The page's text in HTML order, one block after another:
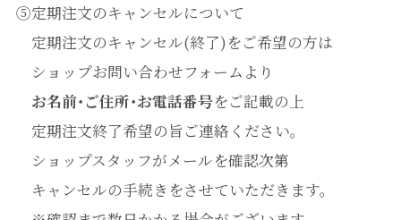
⑤定期注文のキャンセルについて
定期注文のキャンセル(終了)をご希望の方は
ショップお問い合わせフォームより
お名前･ご住所･お電話番号をご記載の上
定期注文終了希望の旨ご連絡ください。
ショップスタッフがメールを確認次第
キャンセルの手続きをさせていただきます。